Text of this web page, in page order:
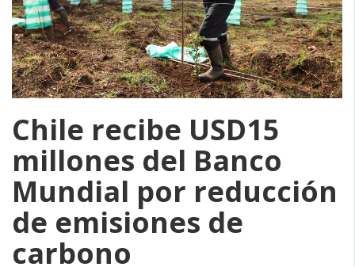
Chile recibe USD15
millones del Banco
Mundial por reducción
de emisiones de
carbono